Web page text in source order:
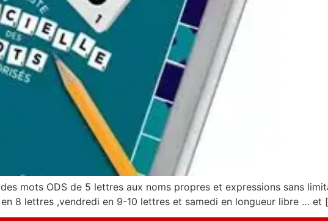
mots ODS de 5 lettres aux noms propres et expressions sans
8 lettres ,vendredi en 9-10 lettres et samedi en longueur libre … et